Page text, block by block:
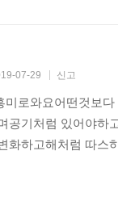
07-29 신고
미로와요어떤것보
공기처럼 있어야하
화하고해처럼 따